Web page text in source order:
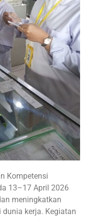
Kompetensi
13–17 April 2026
meningkatkan
kerja. Kegiatan